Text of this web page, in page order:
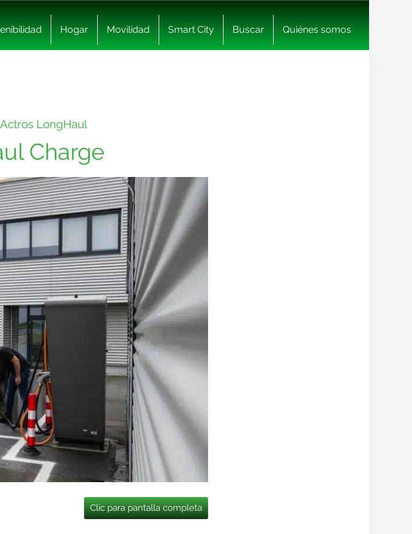
Hogar Movilidad Smart City Buscar Quiénes somos
LongHaul
Charge
Clic para pantalla completa